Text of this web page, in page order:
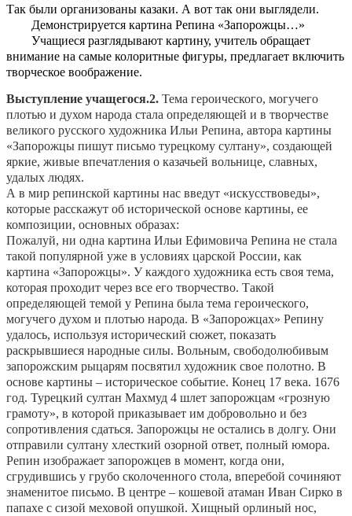
Так были организованы казаки. А вот так они выглядели.
Демонстрируется картина Репина «Запорожцы…»
Учащиеся разглядывают картину, учитель обращает
внимание на самые колоритные фигуры, предлагает включить
творческое воображение.
Выступление учащегося.2. Тема героического, могучего
плотью и духом народа стала определяющей и в творчестве
великого русского художника Ильи Репина, автора картины
«Запорожцы пишут письмо турецкому султану», создающей
яркие, живые впечатления о казачьей вольнице, славных,
удалых людях.
А в мир репинской картины нас введут «искусствоведы»,
которые расскажут об исторической основе картины, ее
композиции, основных образах:
Пожалуй, ни одна картина Ильи Ефимовича Репина не стала
такой популярной уже в условиях царской России, как
картина «Запорожцы». У каждого художника есть своя тема,
которая проходит через все его творчество. Такой
определяющей темой у Репина была тема героического,
могучего духом и плотью народа. В «Запорожцах» Репину
удалось, используя исторический сюжет, показать
раскрывшиеся народные силы. Вольным, свободолюбивым
запорожским рыцарям посвятил художник свое полотно. В
основе картины – историческое событие. Конец 17 века. 1676
год. Турецкий султан Махмуд 4 шлет запорожцам «грозную
грамоту», в которой приказывает им добровольно и без
сопротивления сдаться. Запорожцы не остались в долгу. Они
отправили султану хлесткий озорной ответ, полный юмора.
Репин изображает запорожцев в момент, когда они,
сгрудившись у грубо сколоченного стола, вперебой сочиняют
знаменитое письмо. В центре – кошевой атаман Иван Сирко в
папахе с сизой меховой опушкой. Хищный орлиный нос,